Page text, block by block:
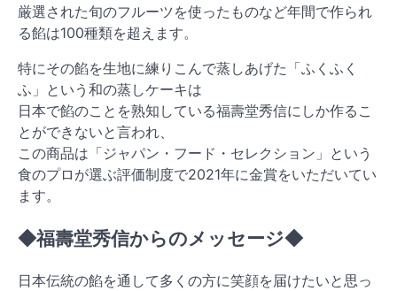
厳選された旬のフルーツを使ったものなど年間で作られ
る餡は100種類を超えます。
特にその餡を生地に練りこんで蒸しあげた「ふくふく
ふ」という和の蒸しケーキは
日本で餡のことを熟知している福壽堂秀信にしか作るこ
とができないと言われ、
この商品は「ジャパン・フード・セレクション」という
食のプロが選ぶ評価制度で2021年に金賞をいただいてい
ます。
◆福壽堂秀信からのメッセージ◆
日本伝統の餡を通して多くの方に笑顔を届けたいと思っ